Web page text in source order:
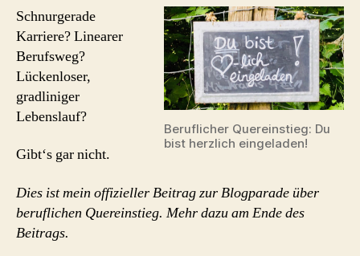
Beruflicher Quereinstieg: Du
bist herzlich eingeladen!
Schnurgerade
Karriere? Linearer
Berufsweg?
Lückenloser,
gradliniger
Lebenslauf?
Gibt‘s gar nicht.
Dies ist mein offizieller Beitrag zur Blogparade über
beruflichen Quereinstieg. Mehr dazu am Ende des
Beitrags.